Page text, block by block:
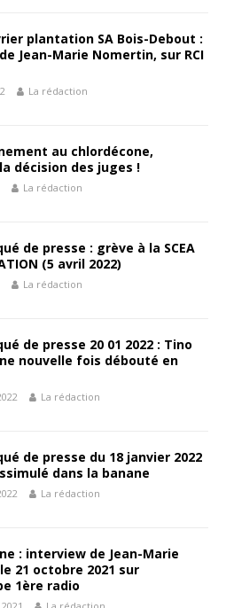
plantation SA Bois-Debout :
Jean-Marie Nomertin, sur RCI
La rédaction
au chlordécone,
décision des juges !
La rédaction
de presse : grève à la SCEA
(5 avril 2022)
La rédaction
de presse 20 01 2022 : Tino
nouvelle fois débouté en
La rédaction
de presse du 18 janvier 2022
dans la banane
La rédaction
: interview de Jean-Marie
21 octobre 2021 sur
1ère radio